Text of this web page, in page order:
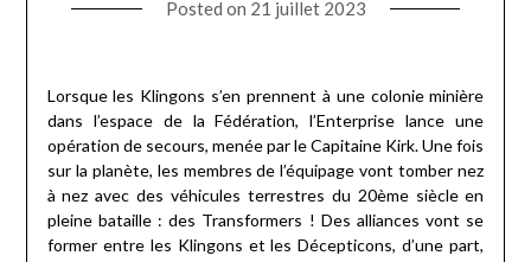
Posted on 21 juillet 2023
Lorsque les Klingons s’en prennent à une colonie minière
dans l’espace de la Fédération, l’Enterprise lance une
opération de secours, menée par le Capitaine Kirk. Une fois
sur la planète, les membres de l’équipage vont tomber nez
à nez avec des véhicules terrestres du 20ème siècle en
pleine bataille : des Transformers ! Des alliances vont se
former entre les Klingons et les Décepticons, d’une part,